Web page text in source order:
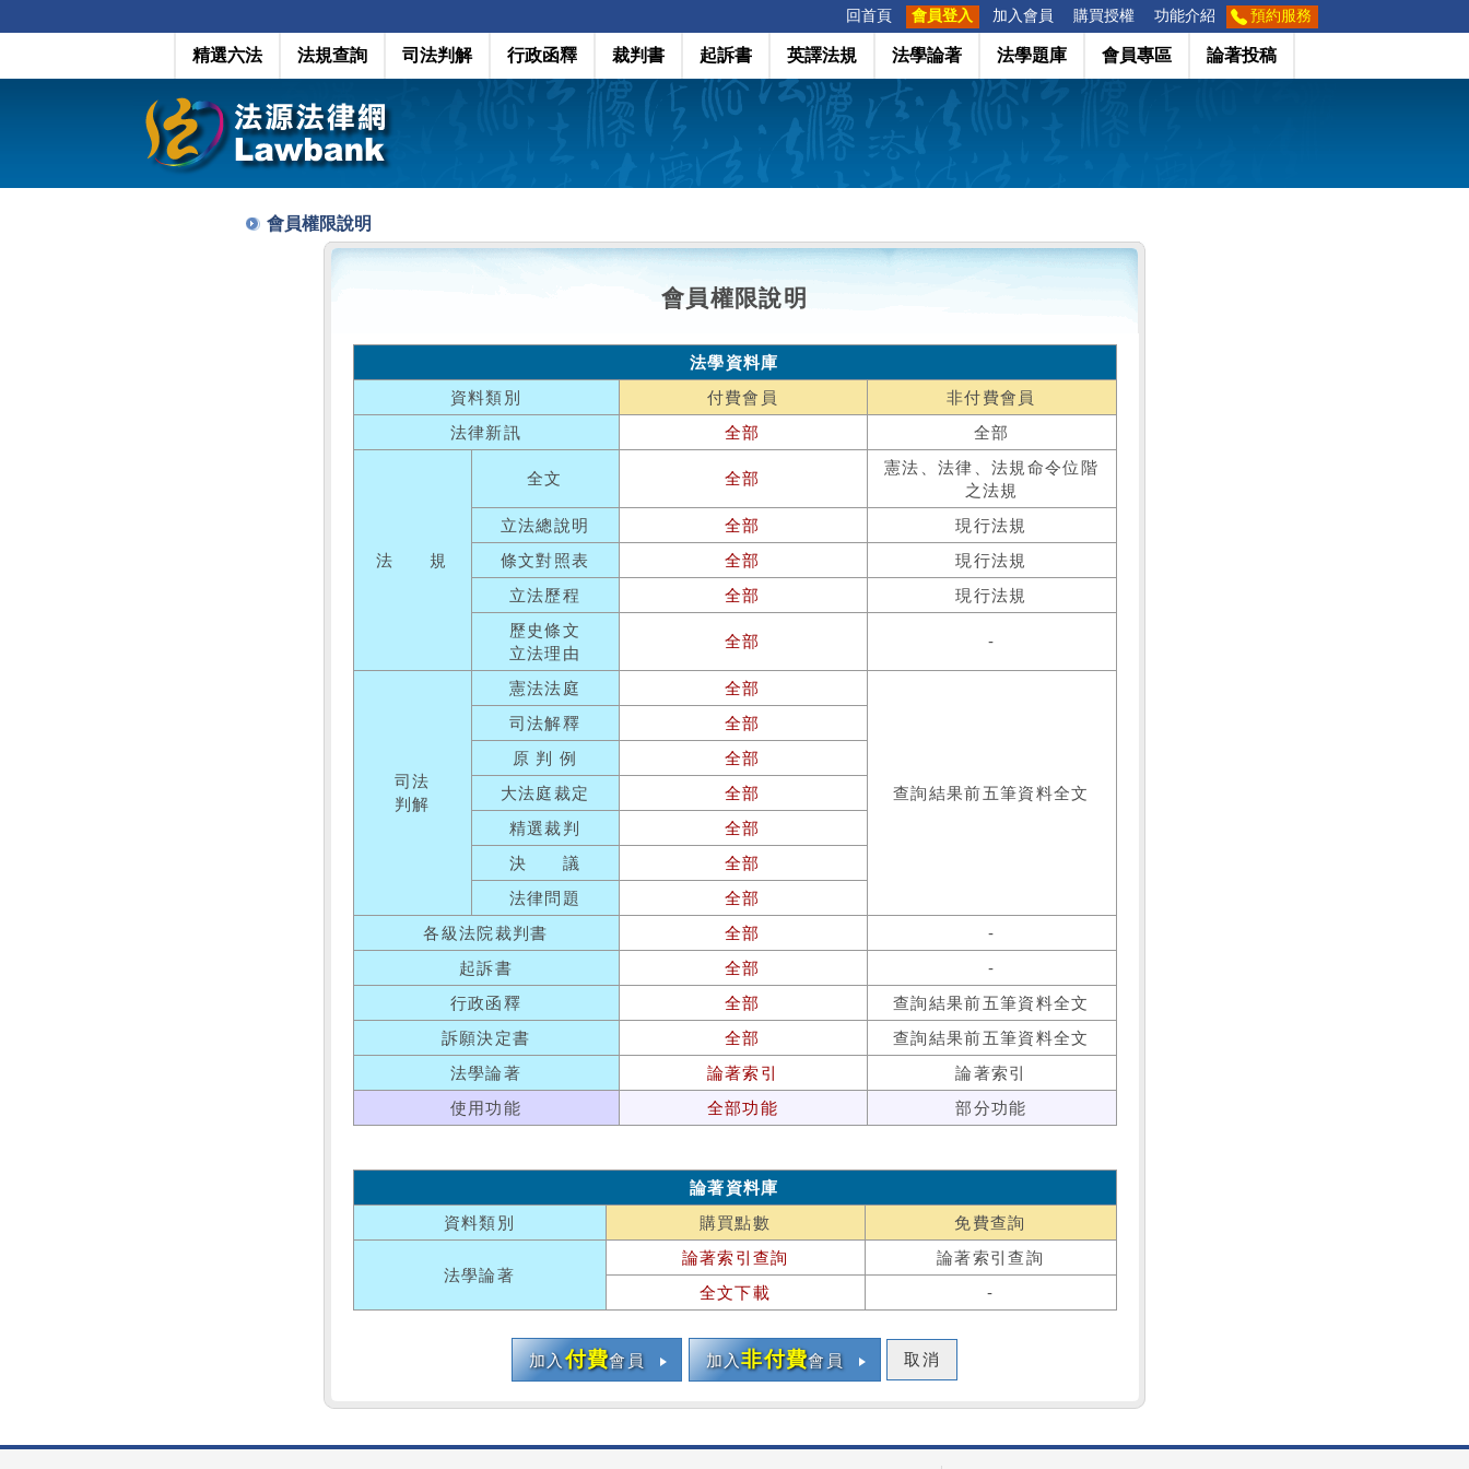
回首頁 會員登入 加入會員 購買授權 功能介紹 預約服務
精選六法 法規查詢 司法判解 行政函釋 裁判書 起訴書 英譯法規 法學論著 法學題庫 會員專區 論著投稿
會員權限說明
會員權限說明
法學資料庫
資料類別
付費會員
非付費會員
法律新訊
全部 全部
法 規
全文 全部
憲法、法律、法規命令位階
之法規
立法總說明
全部
現行法規
條文對照表
全部
現行法規
立法歷程
全部
現行法規
歷史條文
立法理由
全部 -
司法
判解
憲法法庭 全部
查詢結果前五筆資料全文
司法解釋
全部
原 判 例
全部
大法庭裁定
全部
精選裁判
全部
決 議
全部
法律問題
全部
各級法院裁判書
全部
-
起訴書
全部
-
行政函釋
全部
查詢結果前五筆資料全文
訴願決定書
全部
查詢結果前五筆資料全文
法學論著
論著索引
論著索引
使用功能
全部功能 部分功能
論著資料庫
資料類別
購買點數 免費查詢
法學論著
論著索引查詢
論著索引查詢
全文下載
-
加入付費會員 加入非付費會員 取消